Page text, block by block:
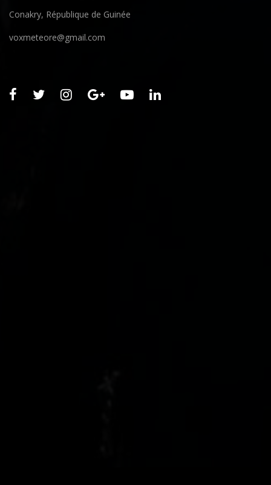
Conakry, République de Guinée
voxmeteore@gmail.com